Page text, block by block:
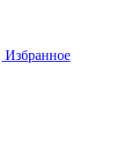
Избранное